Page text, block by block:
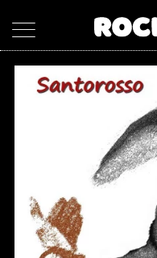
DATABASE
SHOP
RADIO